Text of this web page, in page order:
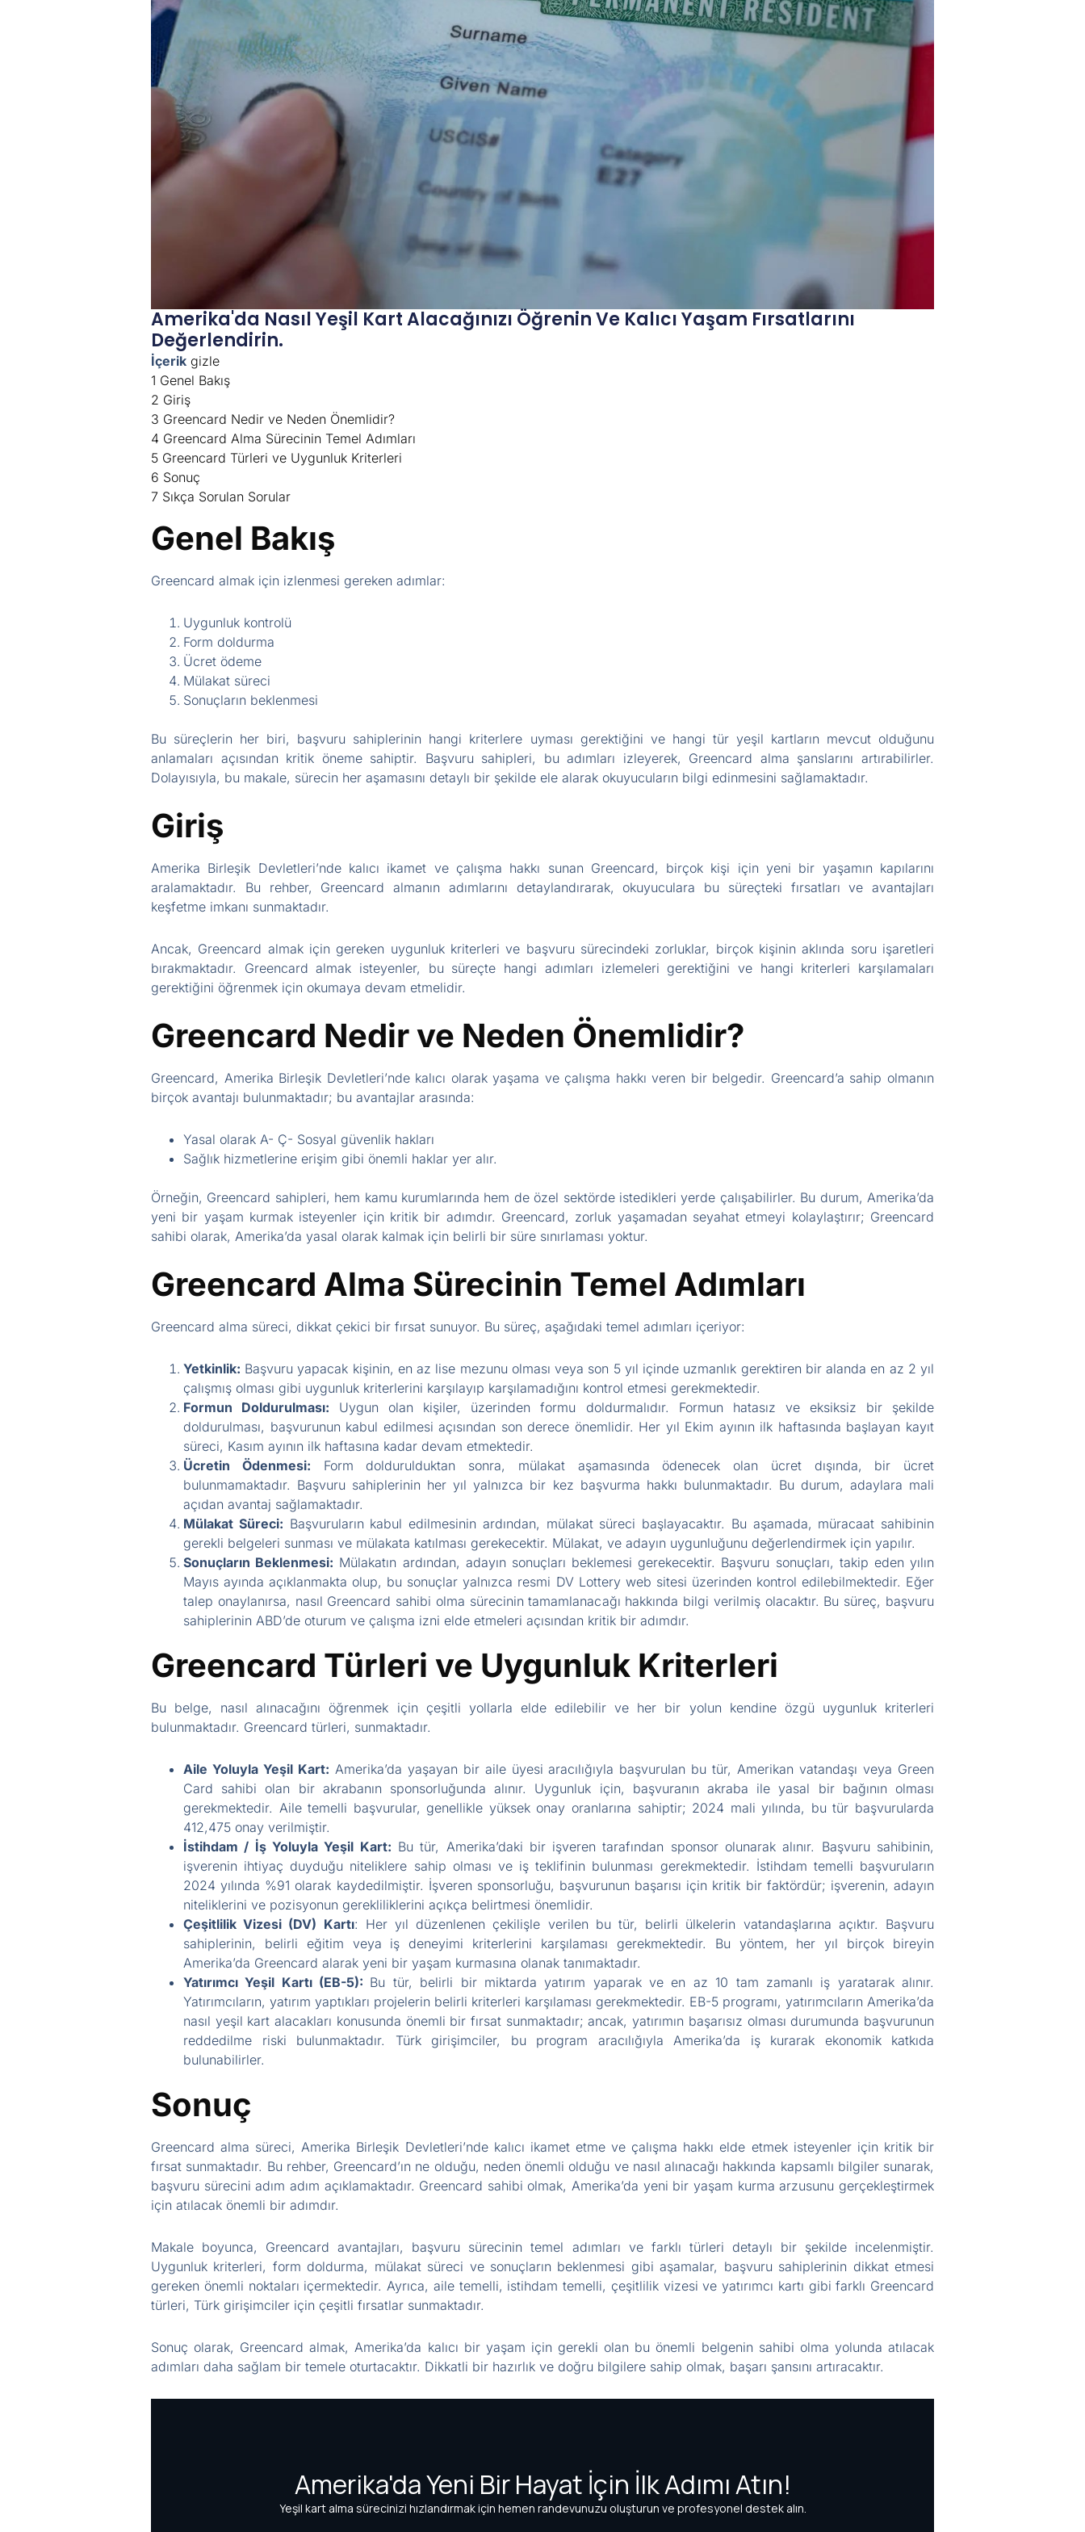
Amerika'da Nasıl Yeşil Kart Alacağınızı Öğrenin Ve Kalıcı Yaşam Fırsatlarını
Değerlendirin.
İçerik gizle
1 Genel Bakış
2 Giriş
3 Greencard Nedir ve Neden Önemlidir?
4 Greencard Alma Sürecinin Temel Adımları
5 Greencard Türleri ve Uygunluk Kriterleri
6 Sonuç
7 Sıkça Sorulan Sorular
Genel Bakış
Greencard almak için izlenmesi gereken adımlar:
Uygunluk kontrolü
Form doldurma
Ücret ödeme
Mülakat süreci
Sonuçların beklenmesi
Bu süreçlerin her biri, başvuru sahiplerinin hangi kriterlere uyması gerektiğini ve hangi tür yeşil kartların mevcut olduğunu
anlamaları açısından kritik öneme sahiptir. Başvuru sahipleri, bu adımları izleyerek, Greencard alma şanslarını artırabilirler.
Dolayısıyla, bu makale, sürecin her aşamasını detaylı bir şekilde ele alarak okuyucuların bilgi edinmesini sağlamaktadır.
Giriş
Amerika Birleşik Devletleri’nde kalıcı ikamet ve çalışma hakkı sunan Greencard, birçok kişi için yeni bir yaşamın kapılarını
aralamaktadır. Bu rehber, Greencard almanın adımlarını detaylandırarak, okuyuculara bu süreçteki fırsatları ve avantajları
keşfetme imkanı sunmaktadır.
Ancak, Greencard almak için gereken uygunluk kriterleri ve başvuru sürecindeki zorluklar, birçok kişinin aklında soru işaretleri
bırakmaktadır. Greencard almak isteyenler, bu süreçte hangi adımları izlemeleri gerektiğini ve hangi kriterleri karşılamaları
gerektiğini öğrenmek için okumaya devam etmelidir.
Greencard Nedir ve Neden Önemlidir?
Greencard, Amerika Birleşik Devletleri’nde kalıcı olarak yaşama ve çalışma hakkı veren bir belgedir. Greencard’a sahip olmanın
birçok avantajı bulunmaktadır; bu avantajlar arasında:
Yasal olarak A- Ç- Sosyal güvenlik hakları
Sağlık hizmetlerine erişim gibi önemli haklar yer alır.
Örneğin, Greencard sahipleri, hem kamu kurumlarında hem de özel sektörde istedikleri yerde çalışabilirler. Bu durum, Amerika’da
yeni bir yaşam kurmak isteyenler için kritik bir adımdır. Greencard, zorluk yaşamadan seyahat etmeyi kolaylaştırır; Greencard
sahibi olarak, Amerika’da yasal olarak kalmak için belirli bir süre sınırlaması yoktur.
Greencard Alma Sürecinin Temel Adımları
Greencard alma süreci, dikkat çekici bir fırsat sunuyor. Bu süreç, aşağıdaki temel adımları içeriyor:
Yetkinlik: Başvuru yapacak kişinin, en az lise mezunu olması veya son 5 yıl içinde uzmanlık gerektiren bir alanda en az 2 yıl
çalışmış olması gibi uygunluk kriterlerini karşılayıp karşılamadığını kontrol etmesi gerekmektedir.
Formun Doldurulması: Uygun olan kişiler, üzerinden formu doldurmalıdır. Formun hatasız ve eksiksiz bir şekilde
doldurulması, başvurunun kabul edilmesi açısından son derece önemlidir. Her yıl Ekim ayının ilk haftasında başlayan kayıt
süreci, Kasım ayının ilk haftasına kadar devam etmektedir.
Ücretin Ödenmesi: Form doldurulduktan sonra, mülakat aşamasında ödenecek olan ücret dışında, bir ücret
bulunmamaktadır. Başvuru sahiplerinin her yıl yalnızca bir kez başvurma hakkı bulunmaktadır. Bu durum, adaylara mali
açıdan avantaj sağlamaktadır.
Mülakat Süreci: Başvuruların kabul edilmesinin ardından, mülakat süreci başlayacaktır. Bu aşamada, müracaat sahibinin
gerekli belgeleri sunması ve mülakata katılması gerekecektir. Mülakat, ve adayın uygunluğunu değerlendirmek için yapılır.
Sonuçların Beklenmesi: Mülakatın ardından, adayın sonuçları beklemesi gerekecektir. Başvuru sonuçları, takip eden yılın
Mayıs ayında açıklanmakta olup, bu sonuçlar yalnızca resmi DV Lottery web sitesi üzerinden kontrol edilebilmektedir. Eğer
talep onaylanırsa, nasıl Greencard sahibi olma sürecinin tamamlanacağı hakkında bilgi verilmiş olacaktır. Bu süreç, başvuru
sahiplerinin ABD’de oturum ve çalışma izni elde etmeleri açısından kritik bir adımdır.
Greencard Türleri ve Uygunluk Kriterleri
Bu belge, nasıl alınacağını öğrenmek için çeşitli yollarla elde edilebilir ve her bir yolun kendine özgü uygunluk kriterleri
bulunmaktadır. Greencard türleri, sunmaktadır.
Aile Yoluyla Yeşil Kart: Amerika’da yaşayan bir aile üyesi aracılığıyla başvurulan bu tür, Amerikan vatandaşı veya Green
Card sahibi olan bir akrabanın sponsorluğunda alınır. Uygunluk için, başvuranın akraba ile yasal bir bağının olması
gerekmektedir. Aile temelli başvurular, genellikle yüksek onay oranlarına sahiptir; 2024 mali yılında, bu tür başvurularda
412,475 onay verilmiştir.
İstihdam / İş Yoluyla Yeşil Kart: Bu tür, Amerika’daki bir işveren tarafından sponsor olunarak alınır. Başvuru sahibinin,
işverenin ihtiyaç duyduğu niteliklere sahip olması ve iş teklifinin bulunması gerekmektedir. İstihdam temelli başvuruların
2024 yılında %91 olarak kaydedilmiştir. İşveren sponsorluğu, başvurunun başarısı için kritik bir faktördür; işverenin, adayın
niteliklerini ve pozisyonun gerekliliklerini açıkça belirtmesi önemlidir.
Çeşitlilik Vizesi (DV) Kartı: Her yıl düzenlenen çekilişle verilen bu tür, belirli ülkelerin vatandaşlarına açıktır. Başvuru
sahiplerinin, belirli eğitim veya iş deneyimi kriterlerini karşılaması gerekmektedir. Bu yöntem, her yıl birçok bireyin
Amerika’da Greencard alarak yeni bir yaşam kurmasına olanak tanımaktadır.
Yatırımcı Yeşil Kartı (EB-5): Bu tür, belirli bir miktarda yatırım yaparak ve en az 10 tam zamanlı iş yaratarak alınır.
Yatırımcıların, yatırım yaptıkları projelerin belirli kriterleri karşılaması gerekmektedir. EB-5 programı, yatırımcıların Amerika’da
nasıl yeşil kart alacakları konusunda önemli bir fırsat sunmaktadır; ancak, yatırımın başarısız olması durumunda başvurunun
reddedilme riski bulunmaktadır. Türk girişimciler, bu program aracılığıyla Amerika’da iş kurarak ekonomik katkıda
bulunabilirler.
Sonuç
Greencard alma süreci, Amerika Birleşik Devletleri’nde kalıcı ikamet etme ve çalışma hakkı elde etmek isteyenler için kritik bir
fırsat sunmaktadır. Bu rehber, Greencard’ın ne olduğu, neden önemli olduğu ve nasıl alınacağı hakkında kapsamlı bilgiler sunarak,
başvuru sürecini adım adım açıklamaktadır. Greencard sahibi olmak, Amerika’da yeni bir yaşam kurma arzusunu gerçekleştirmek
için atılacak önemli bir adımdır.
Makale boyunca, Greencard avantajları, başvuru sürecinin temel adımları ve farklı türleri detaylı bir şekilde incelenmiştir.
Uygunluk kriterleri, form doldurma, mülakat süreci ve sonuçların beklenmesi gibi aşamalar, başvuru sahiplerinin dikkat etmesi
gereken önemli noktaları içermektedir. Ayrıca, aile temelli, istihdam temelli, çeşitlilik vizesi ve yatırımcı kartı gibi farklı Greencard
türleri, Türk girişimciler için çeşitli fırsatlar sunmaktadır.
Sonuç olarak, Greencard almak, Amerika’da kalıcı bir yaşam için gerekli olan bu önemli belgenin sahibi olma yolunda atılacak
adımları daha sağlam bir temele oturtacaktır. Dikkatli bir hazırlık ve doğru bilgilere sahip olmak, başarı şansını artıracaktır.